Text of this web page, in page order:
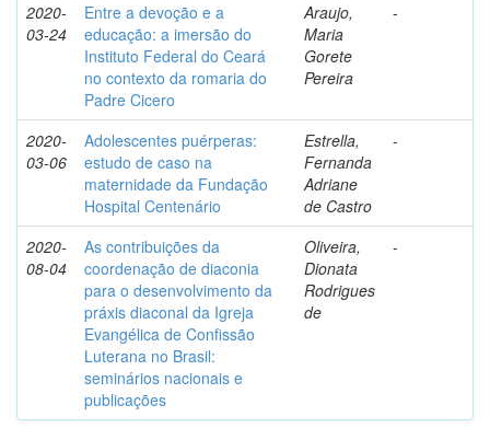
2020-
03-24
Entre a devoção e a
educação: a imersão do
Instituto Federal do Ceará
no contexto da romaria do
Padre Cicero
Araujo,
Maria
Gorete
Pereira
-
2020-
03-06
Adolescentes puérperas:
estudo de caso na
maternidade da Fundação
Hospital Centenário
Estrella,
Fernanda
Adriane
de Castro
-
2020-
08-04
As contribuições da
coordenação de diaconia
para o desenvolvimento da
práxis diaconal da Igreja
Evangélica de Confissão
Luterana no Brasil:
seminários nacionais e
publicações
Oliveira,
Dionata
Rodrigues
de
-